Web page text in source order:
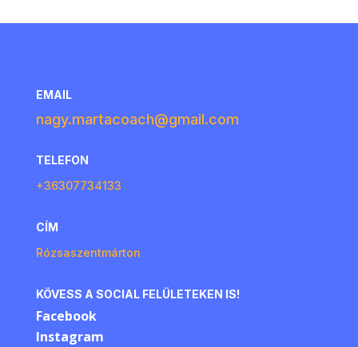
EMAIL
nagy.martacoach@gmail.com
TELEFON
+36307734133
CÍM
Rózsaszentmárton
KÖVESS A SOCIAL FELÜLETEKEN IS!
Facebook
Instagram